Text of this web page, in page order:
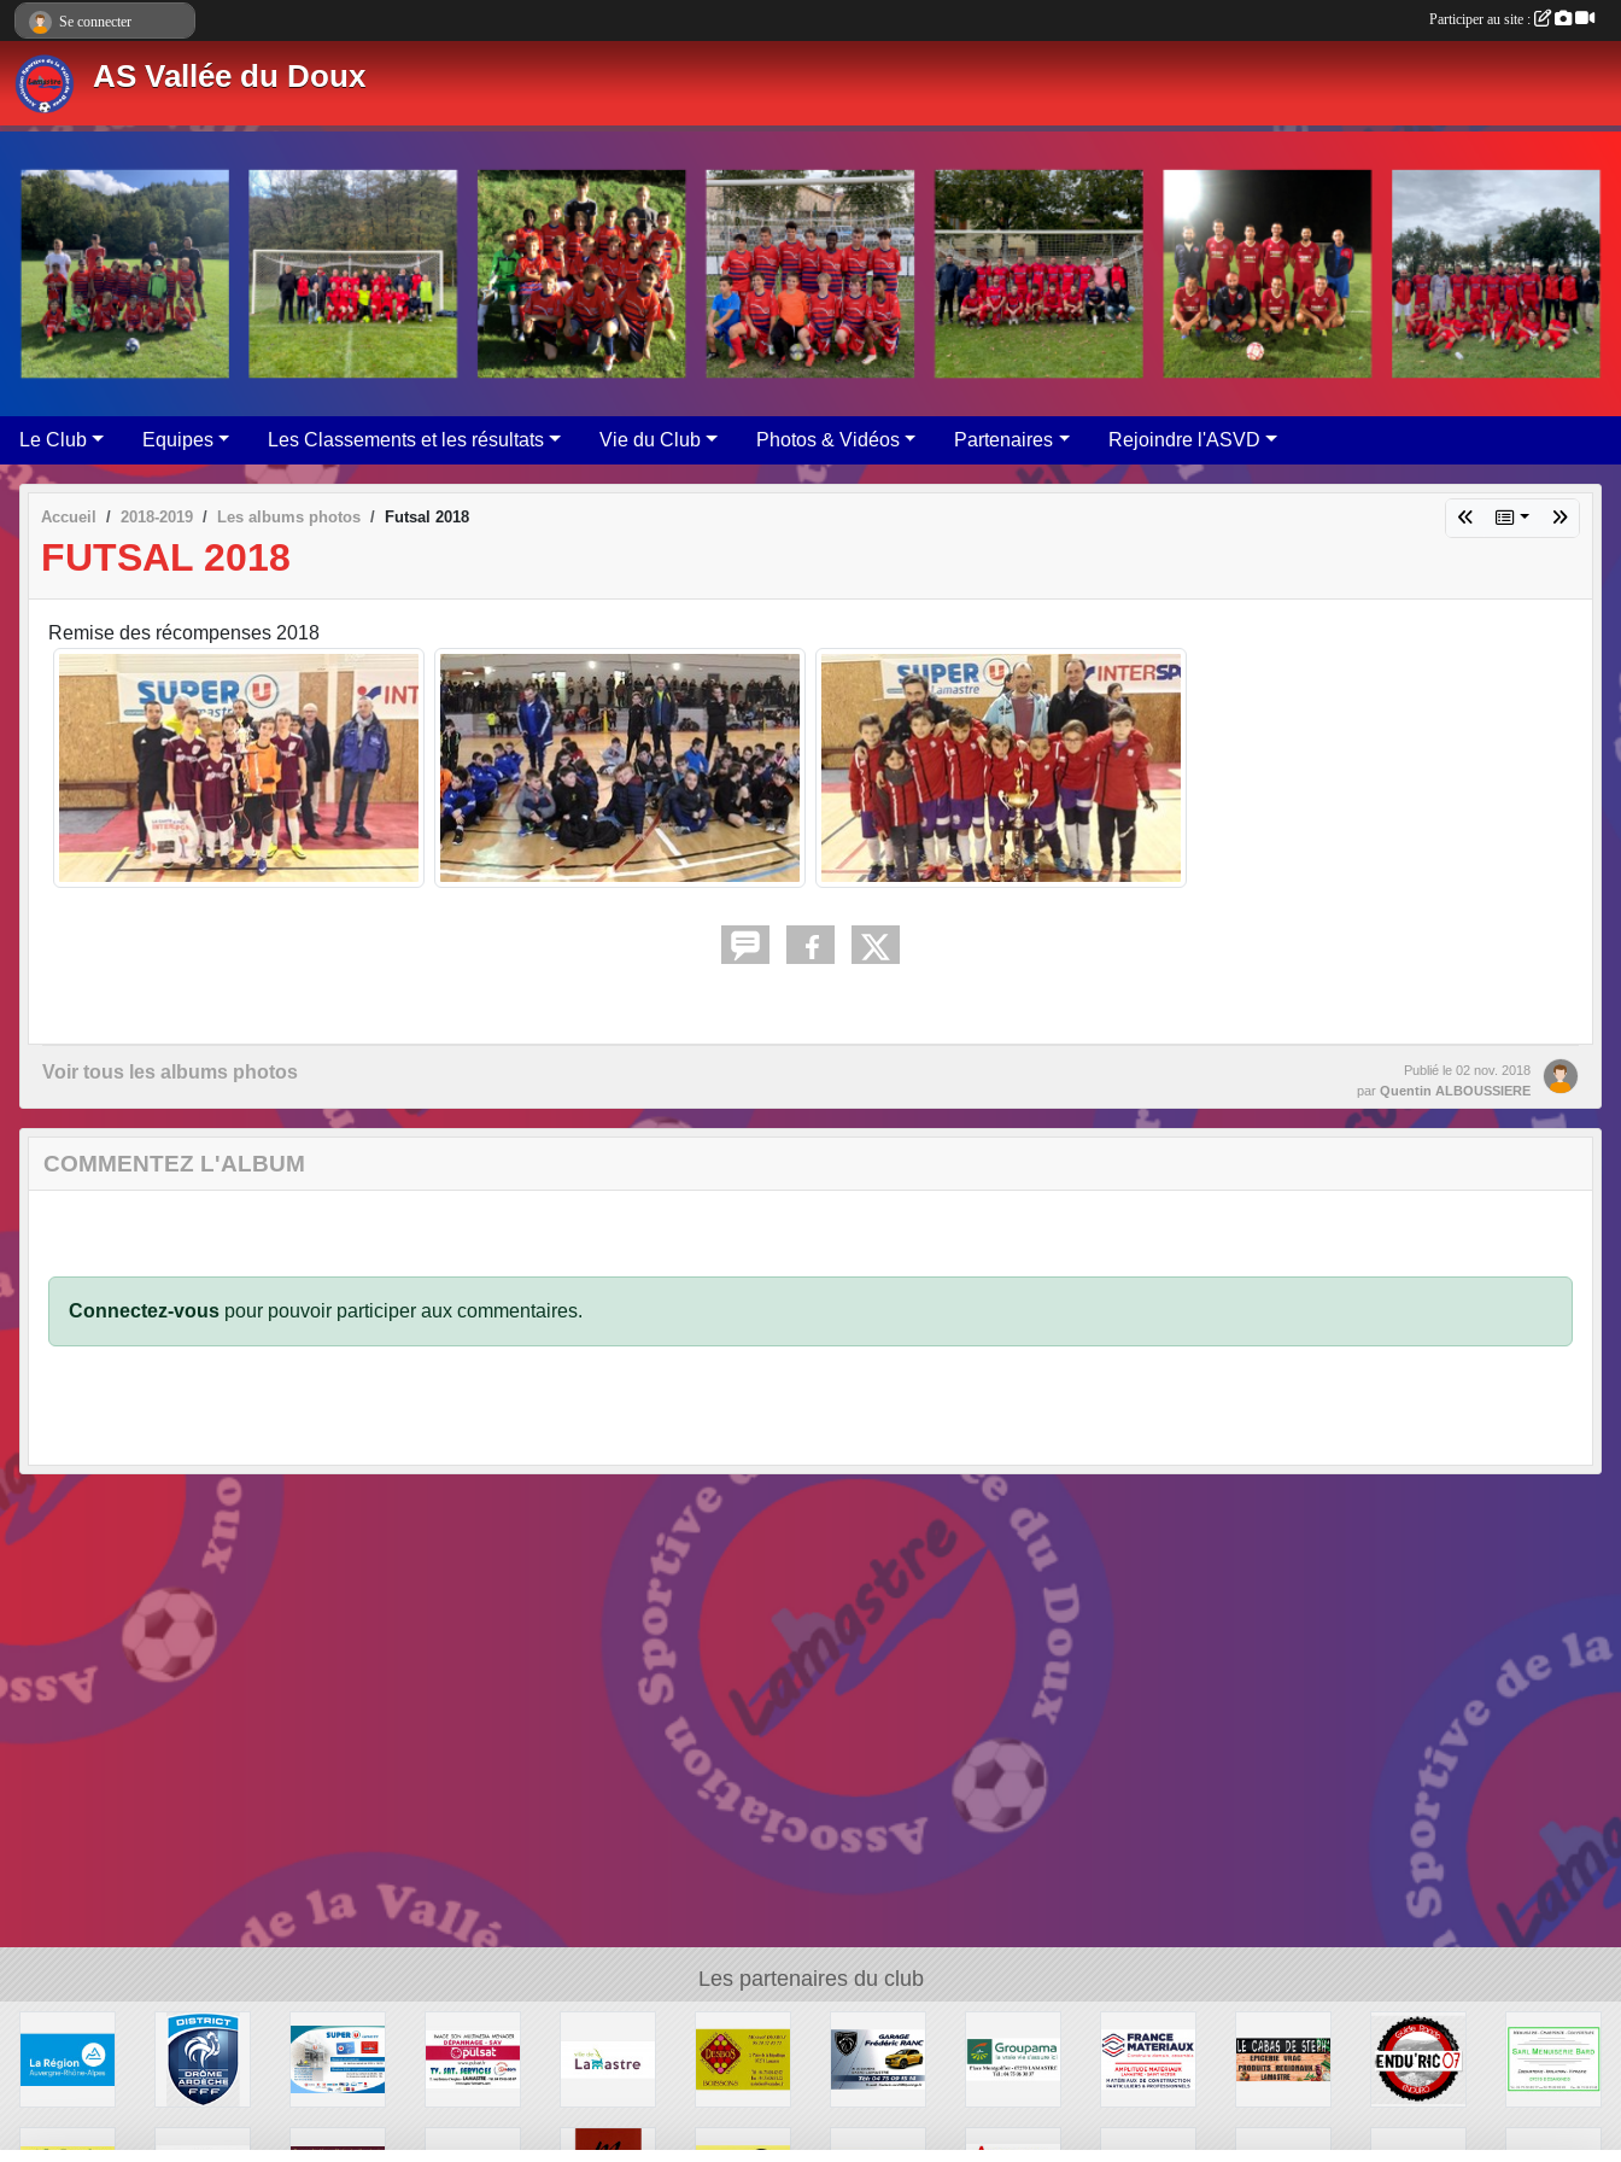
AS Vallée du Doux
Le Club Equipes Les Classements et les résultats Vie du Club Photos & Vidéos Partenaires Rejoindre l'ASVD
Accueil 2018-2019 Les albums photos Futsal 2018
FUTSAL 2018
Remise des récompenses 2018
Voir tous les albums photos Publié le 02 nov. 2018
par Quentin ALBOUSSIERE
COMMENTEZ L'ALBUM
Connectez-vous pour pouvoir participer aux commentaires.
Les partenaires du club
Se connecter Participer au site :
Panneau de gestion des cookies